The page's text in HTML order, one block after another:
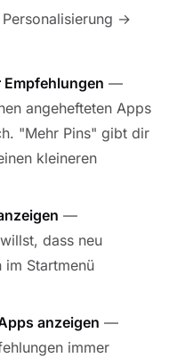
→
—
angehefteten Apps
"Mehr Pins" gibt dir
kleineren
—
dass neu
im Startmenü
anzeigen —
immer